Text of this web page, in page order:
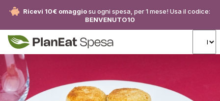
Ricevi 10€ omaggiosu ogni spesa, per 1 mese! Usa il codice:
BENVENUTO10